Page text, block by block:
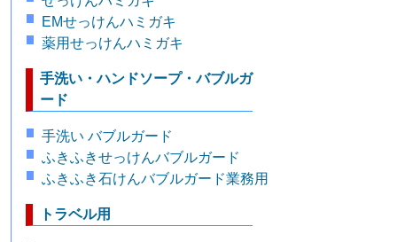
EMせっけんハミガキ
薬用せっけんハミガキ
手洗い・ハンドソープ・バブルガ
ード
手洗い バブルガード
ふきふきせっけんバブルガード
ふきふき石けんバブルガード業務用
トラベル用